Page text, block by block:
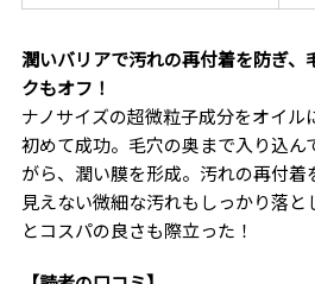
潤いバリアで汚れの再付着を防ぎ、
クもオフ！
ナノサイズの超微粒子成分をオイル
初めて成功。毛穴の奥まで入り込ん
がら、潤い膜を形成。汚れの再付
見えない微細な汚れもしっかり落
とコスパの良さも際立った！